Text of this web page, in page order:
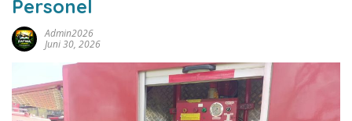
Personel
Admin2026
Juni 30, 2026